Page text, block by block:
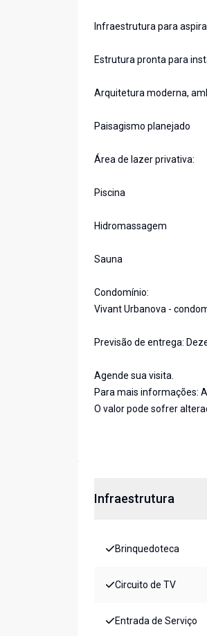
Infraestrutura para
Estrutura pronta para
Arquitetura moderna,
Paisagismo planejado
Área de lazer privativa:
Piscina
Hidromassagem
Sauna
Condomínio:
Vivant Urbanova -
Previsão de entrega:
Agende sua visita.
Para mais informações:
O valor pode sofrer
Infraestrutura
Brinquedoteca
Circuito de TV
Entrada de Serviço